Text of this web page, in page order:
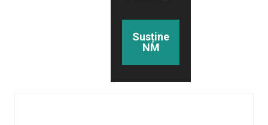
Susține
NM